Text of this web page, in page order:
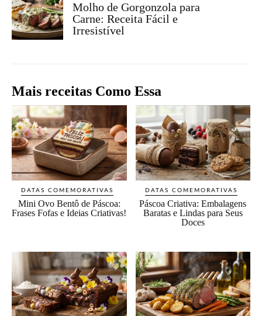
Molho de Gorgonzola para
Carne: Receita Fácil e
Irresistível
Mais receitas Como Essa
DATAS COMEMORATIVAS
Mini Ovo Bentô de Páscoa:
Frases Fofas e Ideias Criativas!
DATAS COMEMORATIVAS
Páscoa Criativa: Embalagens
Baratas e Lindas para Seus
Doces